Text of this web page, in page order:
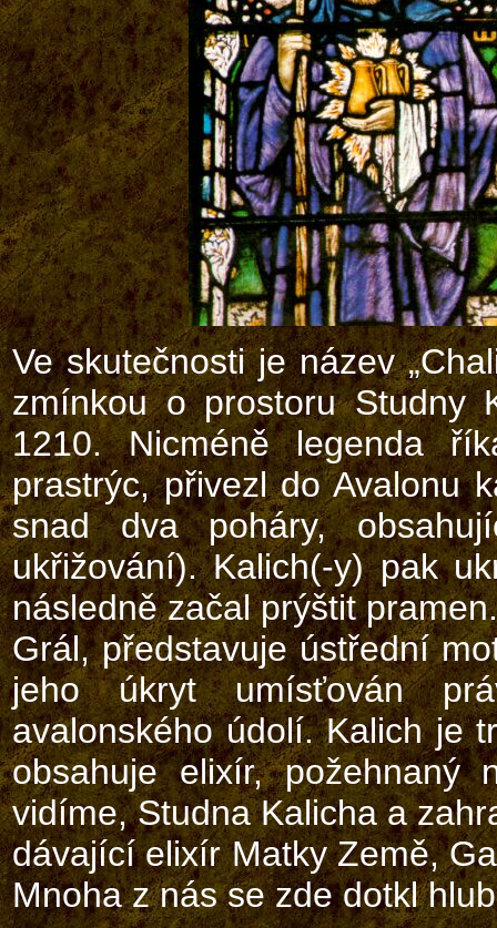
Ve skutečnosti je název
zmínkou o prostoru Studny
1210. Nicméně legenda
prastrýc, přivezl do Avalonu
snad dva poháry,
ukřižování). Kalich(-y) pak
následně začal prýštit
Grál, představuje ústřední
jeho úkryt umísťován
avalonského údolí. Kalich je
obsahuje elixír, požehnaný
vidíme, Studna Kalicha a
dávající elixír Matky Země,
Mnoha z nás se zde dotkl